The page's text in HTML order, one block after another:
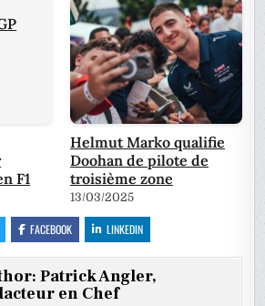
F1
Helmut Marko qualifie
Doohan de pilote de
troisième zone
13/03/2025
FACEBOOK LINKEDIN
Patrick Angler,
en Chef